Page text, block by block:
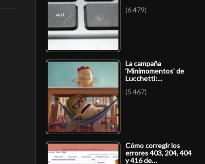
(6.479)
La campaña
‘Minimomentos’ de
Lucchetti:…
(5.467)
Cómo corregir los
errores 403, 204, 404
y 416 de…